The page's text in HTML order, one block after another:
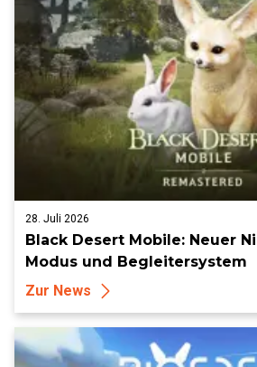
28. Juli 2026
Black Desert Mobile: Neuer
Modus und Begleitersystem
Zur News